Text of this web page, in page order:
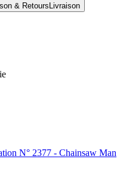
& Retours Livraison
N° 2377 - Chainsaw Man